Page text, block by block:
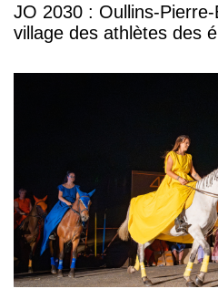
JO 2030 : Oullins-
village des athlètes des